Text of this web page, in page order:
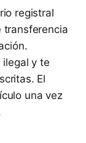
registral
transferencia
ilegal y te
El
una vez